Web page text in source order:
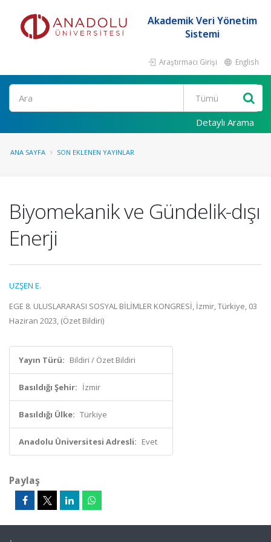
Akademik Veri Yönetim
Sistemi
Araştırmacı Girişi English
Ara
Detaylı Arama
ANA SAYFA SON EKLENEN YAYINLAR
Biyomekanik ve Gündelik-dışı
Enerji
UZŞEN E.
EGE 8. ULUSLARARASI SOSYAL BİLİMLER KONGRESİ, İzmir, Türkiye, 03
Haziran 2023, (Özet Bildiri)
Yayın Türü: Bildiri / Özet Bildiri
Basıldığı Şehir: İzmir
Basıldığı Ülke: Türkiye
Anadolu Üniversitesi Adresli: Evet
Paylaş